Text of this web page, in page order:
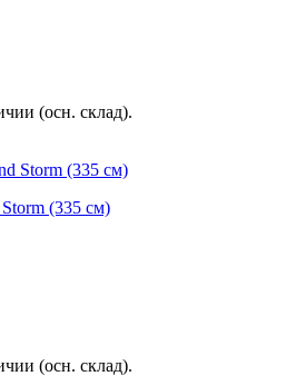
(осн. склад).
(335 см)
(осн. склад).